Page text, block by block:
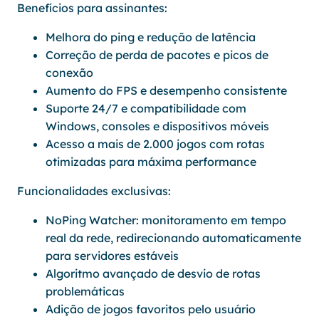
Benefícios para assinantes:
Melhora do ping e redução de latência
Correção de perda de pacotes e picos de
conexão
Aumento do FPS e desempenho consistente
Suporte 24/7 e compatibilidade com
Windows, consoles e dispositivos móveis
Acesso a mais de 2.000 jogos com rotas
otimizadas para máxima performance
Funcionalidades exclusivas:
NoPing Watcher: monitoramento em tempo
real da rede, redirecionando automaticamente
para servidores estáveis
Algoritmo avançado de desvio de rotas
problemáticas
Adição de jogos favoritos pelo usuário